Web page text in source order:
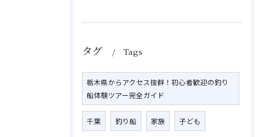
タグ Tags
栃木県からアクセス抜群！初心者歓迎の釣り
船体験ツアー完全ガイド
千葉 釣り船 家族 子ども